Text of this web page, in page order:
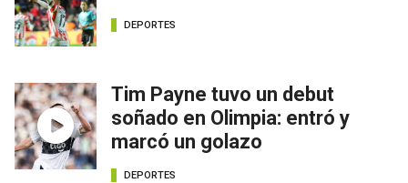
DEPORTES
Tim Payne tuvo un debut
soñado en Olimpia: entró y
marcó un golazo
DEPORTES